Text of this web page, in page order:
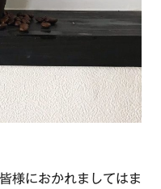
様におかれましてはま